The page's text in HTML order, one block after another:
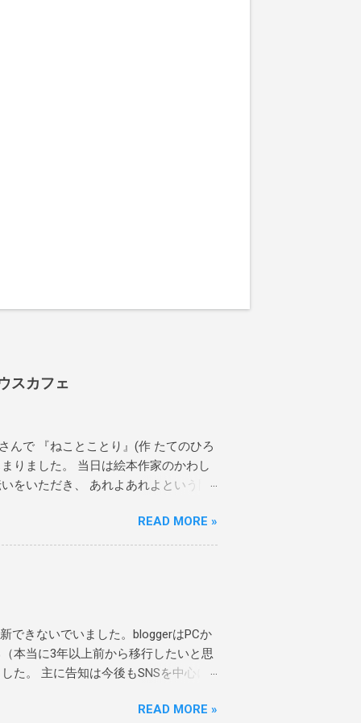
スカフェ
んで 『ねことことり』(作 たてのひろ
りました。 当日は絵本作家のかわし
をいただき、 あれよあれよという間
いました。 偶然お越しいただき、絵
せていただきました。 ありがとうご
ら嬉しいです。 4月27日にシリーズ最
あまがえるのかくれんぼ』 2作目『あ
んじょう』 作 たてのひろし 絵 かわ
画展期間中にイベント2つ開催しま
。 詳しくはこちらのイベントページ
READ MORE »
できないでいました。bloggerはPCか
本当に3年以上前から移行したいと思
た。 主に告知は今後もSNSを中心に
ている過去記事の一部をnoteにも移行
READ MORE »